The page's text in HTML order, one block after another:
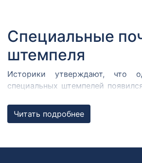
Специальные
штемпеля
Историки утверждают, что
специальных штемпелей
собрался
Парламентарии решили
Читать подробнее